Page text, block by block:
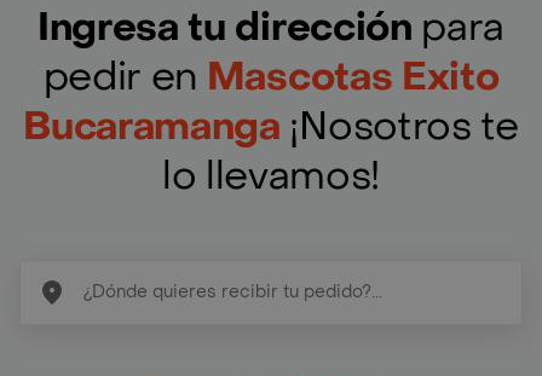
Ingresa tu dirección para
pedir en Mascotas Exito
Bucaramanga ¡Nosotros te
lo llevamos!